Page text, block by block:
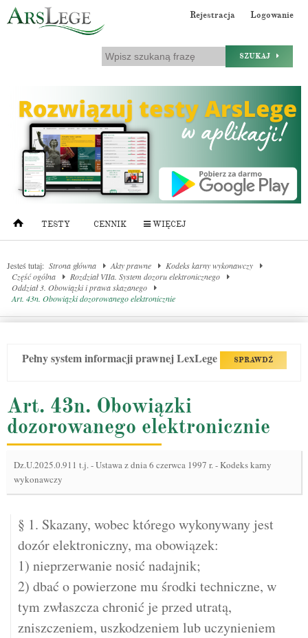
Rejestracja Logowanie
SZUKAJ
TESTY CENNIK WIĘCEJ
Jesteś tutaj: Strona główna Akty prawne
Kodeks karny wykonawczy
Część ogólna
Rozdział VIIa. System dozoru elektronicznego
Oddział 3. Obowiązki i prawa skazanego
Art. 43n. Obowiązki dozorowanego elektronicznie
Pełny system informacji prawnej LexLege SPRAWDŹ
Art. 43n. Obowiązki
dozorowanego elektronicznie
Dz.U.2025.0.911 t.j.-Ustawa z dnia 6 czerwca 1997 r. - Kodeks karny
wykonawczy
§ 1. Skazany, wobec którego wykonywany jest
dozór elektroniczny, ma obowiązek:
1) nieprzerwanie nosić nadajnik;
2) dbać o powierzone mu środki techniczne, w
tym zwłaszcza chronić je przed utratą,
zniszczeniem, uszkodzeniem lub uczynieniem